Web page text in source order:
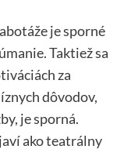
je sporné
Taktiež sa
za
dôvodov,
je sporná.
ako teatrálny